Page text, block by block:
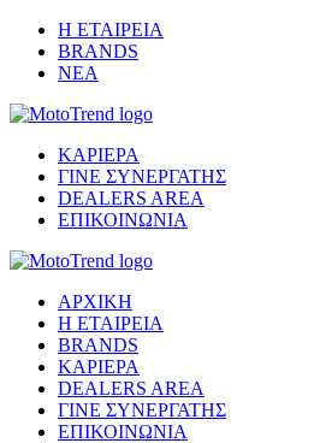
Η ΕΤΑΙΡΕΙΑ
BRANDS
ΝΕΑ
ΚΑΡΙΕΡΑ
ΓΙΝΕ ΣΥΝΕΡΓΑΤΗΣ
DEALERS AREA
ΕΠΙΚΟΙΝΩΝΙΑ
ΑΡΧΙΚΗ
Η ΕΤΑΙΡΕΙΑ
BRANDS
ΚΑΡΙΕΡΑ
DEALERS AREA
ΓΙΝΕ ΣΥΝΕΡΓΑΤΗΣ
ΕΠΙΚΟΙΝΩΝΙΑ